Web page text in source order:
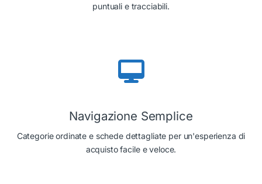
puntuali e tracciabili.
Navigazione Semplice
Categorie ordinate e schede dettagliate per un'esperienza di
acquisto facile e veloce.